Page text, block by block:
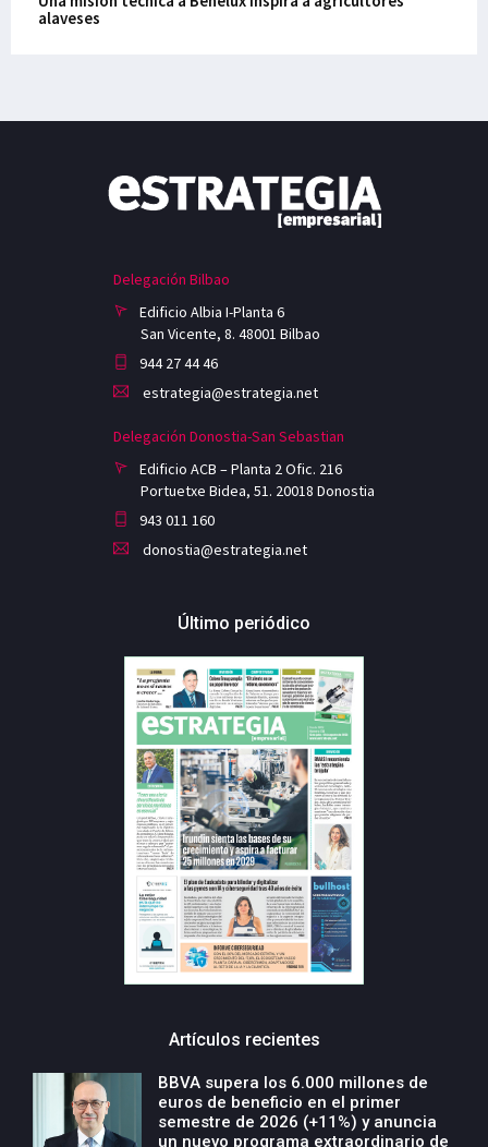
alaveses
Delegación Bilbao
Edificio Albia I-Planta 6
San Vicente, 8. 48001 Bilbao
944 27 44 46
estrategia@estrategia.net
Delegación Donostia-San Sebastian
Edificio ACB – Planta 2 Ofic. 216
Portuetxe Bidea, 51. 20018 Donostia
943 011 160
donostia@estrategia.net
Último periódico
Artículos recientes
BBVA supera los 6.000 millones de
euros de beneficio en el primer
semestre de 2026 (+11%) y anuncia
un nuevo programa extraordinario de